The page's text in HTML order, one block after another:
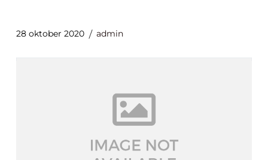
28 oktober 2020 admin